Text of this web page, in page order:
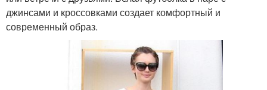
джинсами и кроссовками создает комфортный и
современный образ.